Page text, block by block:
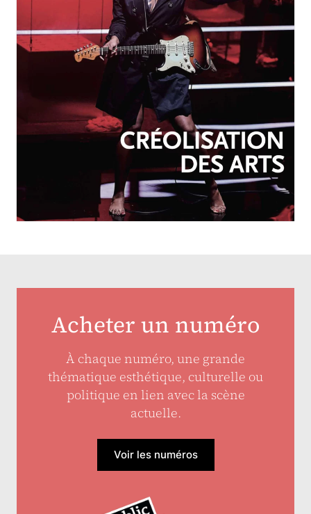
OCTOBRE-DÉCEMBRE 2025
Créolisation des arts
Acheter un numéro
À chaque numéro, une grande
thématique esthétique, culturelle ou
politique en lien avec la scène
actuelle.
Voir les numéros